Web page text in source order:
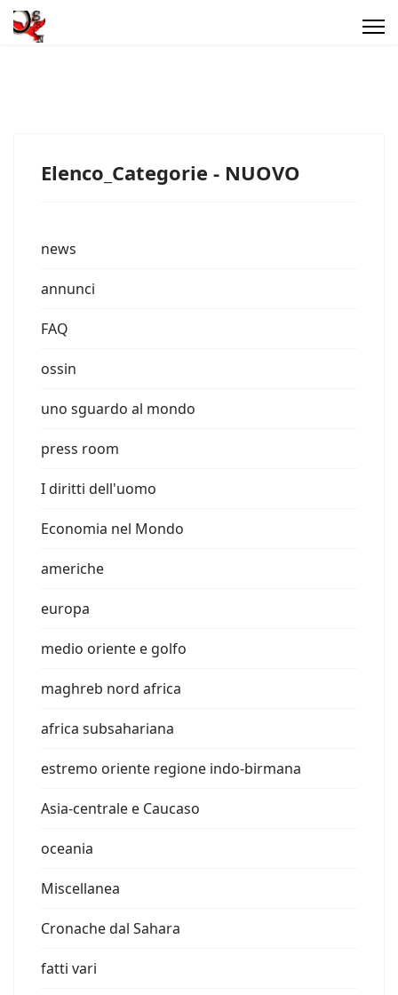
Elenco_Categorie - NUOVO
news
annunci
FAQ
ossin
uno sguardo al mondo
press room
I diritti dell'uomo
Economia nel Mondo
americhe
europa
medio oriente e golfo
maghreb nord africa
africa subsahariana
estremo oriente regione indo-birmana
Asia-centrale e Caucaso
oceania
Miscellanea
Cronache dal Sahara
fatti vari